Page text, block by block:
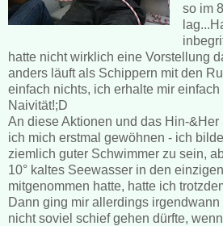
so im
hatte nicht wirklich eine Vorstellung
anders läuft als Schippern mit den
einfach nichts, ich erhalte mir
Naivität!;D
An diese Aktionen und das Hin-
ich mich erstmal gewöhnen - ich
ziemlich guter Schwimmer zu sein,
10° kaltes Seewasser in den
mitgenommen hatte, hatte ich
Dann ging mir allerdings
nicht soviel schief gehen dürfte,